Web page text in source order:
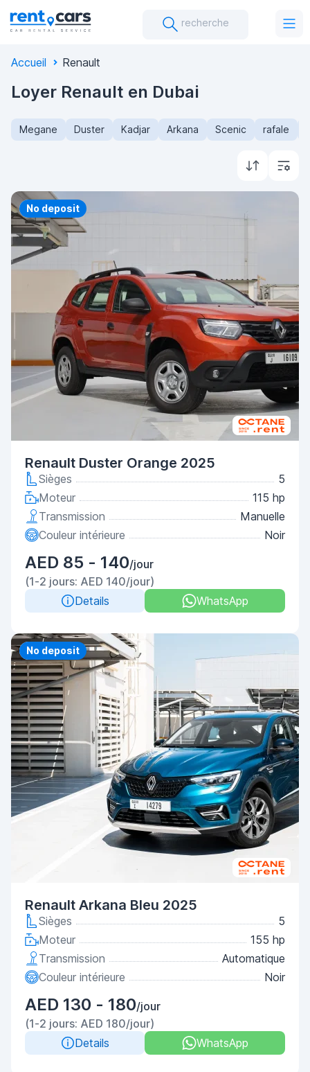
recherche
Accueil Renault
Loyer Renault en Dubai
Megane Duster Kadjar Arkana Scenic rafale
Priority
No deposit
Renault Duster Orange 2025
Sièges
5
Moteur
115 hp
Transmission
Manuelle
Couleur intérieure
Noir
AED 85 - 140/jour
(1-2 jours: AED 140/jour)
Details
WhatsApp
Priority
No deposit
Renault Arkana Bleu 2025
Sièges
5
Moteur
155 hp
Transmission
Automatique
Couleur intérieure
Noir
AED 130 - 180/jour
(1-2 jours: AED 180/jour)
Details
WhatsApp